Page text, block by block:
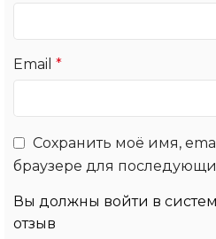
Email *
Сохранить моё имя,
браузере для
Вы должны войти в
отзыв